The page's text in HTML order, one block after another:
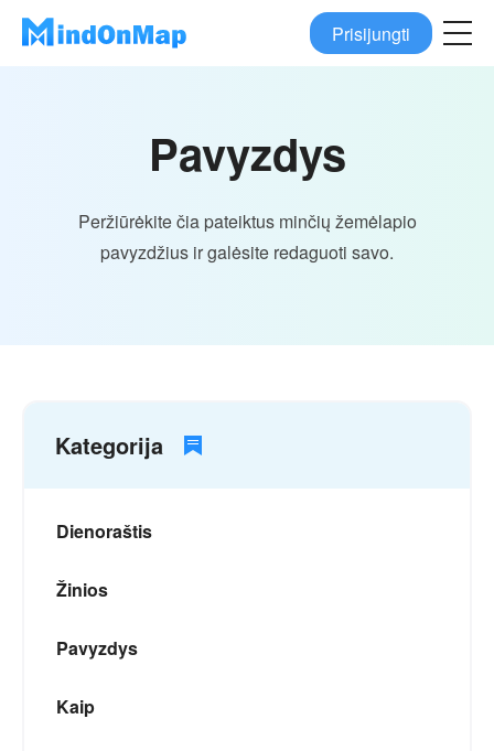
Prisijungti
Pavyzdys
Peržiūrėkite čia pateiktus minčių žemėlapio
pavyzdžius ir galėsite redaguoti savo.
Kategorija
Dienoraštis
Žinios
Pavyzdys
Kaip